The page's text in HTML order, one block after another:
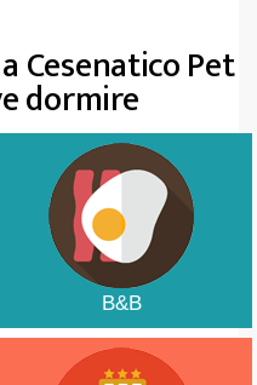
Cesenatico Pet
dormire
B&B